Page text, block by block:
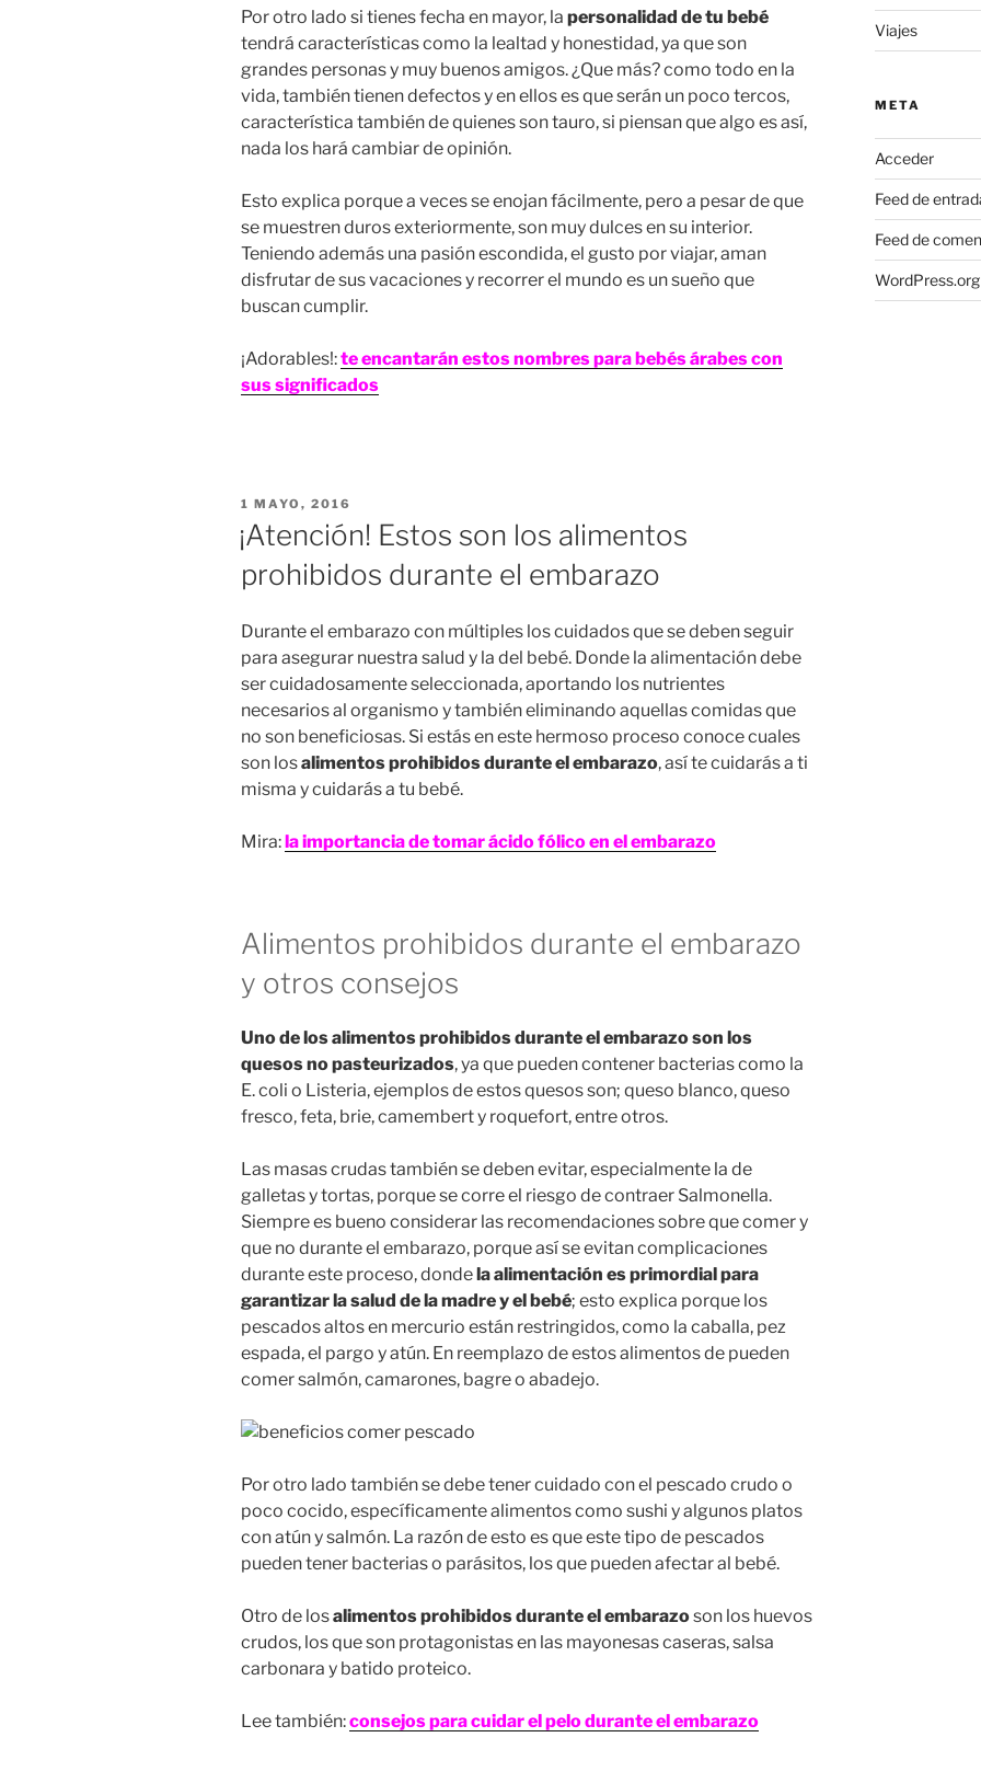
Por otro lado si tienes fecha en mayor, la personalidad de tu bebé
tendrá características como la lealtad y honestidad, ya que son
grandes personas y muy buenos amigos. ¿Que más? como todo en la
vida, también tienen defectos y en ellos es que serán un poco tercos,
característica también de quienes son tauro, si piensan que algo es así,
nada los hará cambiar de opinión.
Esto explica porque a veces se enojan fácilmente, pero a pesar de que
se muestren duros exteriormente, son muy dulces en su interior.
Teniendo además una pasión escondida, el gusto por viajar, aman
disfrutar de sus vacaciones y recorrer el mundo es un sueño que
buscan cumplir.
¡Adorables!:te encantarán estos nombres para bebés árabes con
sus significados
PUBLICADO
EN
1 MAYO, 2016
¡Atención! Estos son los alimentos
prohibidos durante el embarazo
Durante el embarazo con múltiples los cuidados que se deben seguir
para asegurar nuestra salud y la del bebé. Donde la alimentación debe
ser cuidadosamente seleccionada, aportando los nutrientes
necesarios al organismo y también eliminando aquellas comidas que
no son beneficiosas. Si estás en este hermoso proceso conoce cuales
son losalimentos prohibidos durante el embarazo, así te cuidarás a ti
misma y cuidarás a tu bebé.
Mira:la importancia de tomar ácido fólico en el embarazo
Alimentos prohibidos durante el embarazo
y otros consejos
Uno de los alimentos prohibidos durante el embarazo son los
quesos no pasteurizados, ya que pueden contener bacterias como la
E. coli o Listeria, ejemplos de estos quesos son; queso blanco, queso
fresco, feta, brie, camembert y roquefort, entre otros.
Las masas crudas también se deben evitar, especialmente la de
galletas y tortas, porque se corre el riesgo de contraer Salmonella.
Siempre es bueno considerar las recomendaciones sobre que comer y
que no durante el embarazo, porque así se evitan complicaciones
durante este proceso, dondela alimentación es primordial para
garantizar la salud de la madre y el bebé; esto explica porque los
pescados altos en mercurio están restringidos, como la caballa, pez
espada, el pargo y atún. En reemplazo de estos alimentos de pueden
comer salmón, camarones, bagre o abadejo.
Por otro lado también se debe tener cuidado con el pescado crudo o
poco cocido, específicamente alimentos como sushi y algunos platos
con atún y salmón. La razón de esto es que este tipo de pescados
pueden tener bacterias o parásitos, los que pueden afectar al bebé.
Otro de losalimentos prohibidos durante el embarazoson los huevos
crudos, los que son protagonistas en las mayonesas caseras, salsa
carbonara y batido proteico.
Lee también:consejos para cuidar el pelo durante el embarazo
Viajes
META
Acceder
Feed de
Feed de
WordPress.org